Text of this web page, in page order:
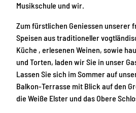
Musikschule und wir.
Zum fürstlichen Geniessen unserer
Speisen aus traditioneller
Küche , erlesenen Weinen, sowie
und Torten, laden wir Sie in unser
Lassen Sie sich im Sommer auf
Balkon-Terrasse mit Blick auf den
die Weiße Elster und das Obere